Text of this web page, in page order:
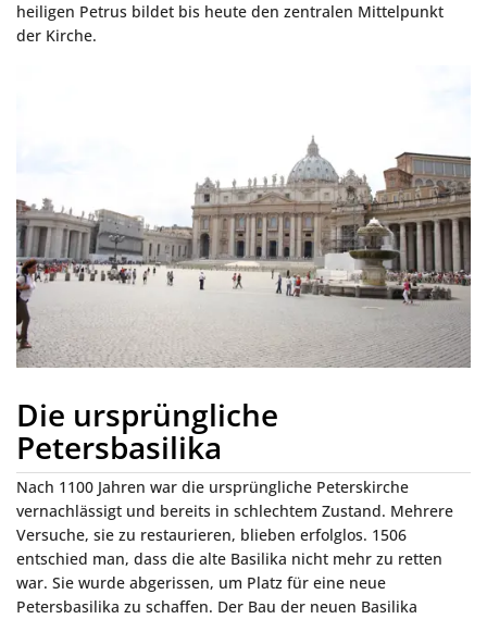
heiligen Petrus bildet bis heute den zentralen Mittelpunkt
der Kirche.
Die ursprüngliche
Petersbasilika
Nach 1100 Jahren war die ursprüngliche Peterskirche
vernachlässigt und bereits in schlechtem Zustand. Mehrere
Versuche, sie zu restaurieren, blieben erfolglos. 1506
entschied man, dass die alte Basilika nicht mehr zu retten
war. Sie wurde abgerissen, um Platz für eine neue
Petersbasilika zu schaffen. Der Bau der neuen Basilika